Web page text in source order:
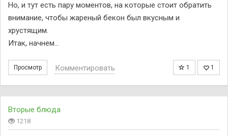
Но, и тут есть пару моментов, на которые стоит обратить
внимание, чтобы жареный бекон был вкусным и
хрустящим.
Итак, начнем…
Просмотр 1 1
Комментировать
Вторые блюда
1218